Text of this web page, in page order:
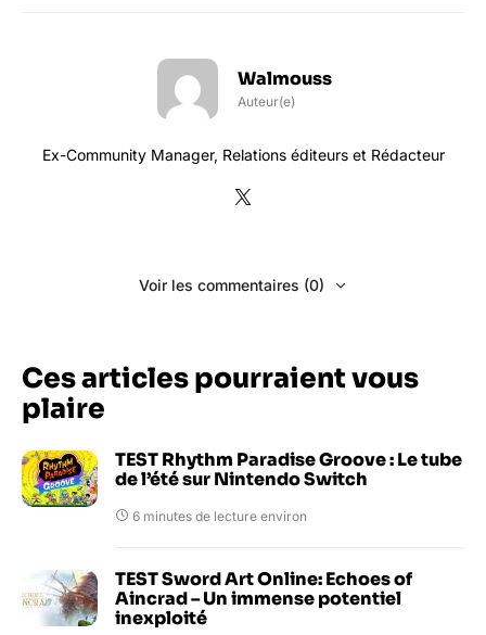
Walmouss
Auteur(e)
Ex-Community Manager, Relations éditeurs et Rédacteur
Voir les commentaires (0)
Ces articles pourraient vous
plaire
TEST Rhythm Paradise Groove : Le tube
de l’été sur Nintendo Switch
6 minutes de lecture environ
TEST Sword Art Online: Echoes of
Aincrad – Un immense potentiel
inexploité